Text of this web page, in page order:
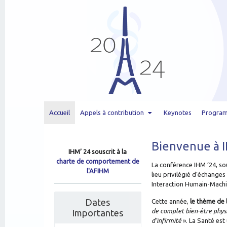
Accueil Appels à contribution Keynotes
IHM’ 24 souscrit à la
charte de comportement de
l'AFIHM
Dates
Importantes
Bienvenue à
La conférence IHM ’24,
lieu privilégié
Interaction Humain-
Cette année, le thème de
de complet bien-être
d’infirmité». La Santé